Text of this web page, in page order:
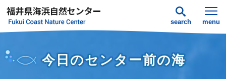
search menu
今日のセンター前の海